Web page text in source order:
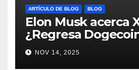
ARTÍCULO DE BLOG BLOG
Elon Musk acerca
¿Regresa
nuevo pago
#Dogecoin
NOV 14, 2025